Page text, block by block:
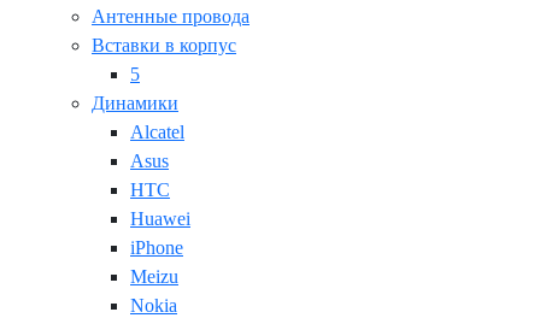
Антенные провода
Вставки в корпус
5
Динамики
Alcatel
Asus
HTC
Huawei
iPhone
Meizu
Nokia